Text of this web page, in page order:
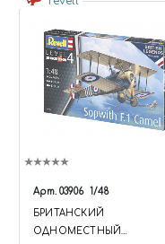
Арт. 03906 1/48
БРИТАНСКИЙ
ОДНОМЕСТНЫЙ